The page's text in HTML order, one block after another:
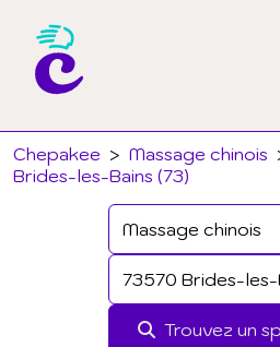
Chepakee > Massage chinois
Brides-les-Bains (73)
Trouvez un
Email
Mot de passe
J'ai oublié mon
Connexion